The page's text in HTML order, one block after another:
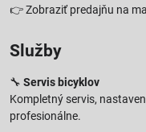
👉Zobraziť predajňu na
Služby
🔧 Servis bicyklov
Kompletný servis,
profesionálne.